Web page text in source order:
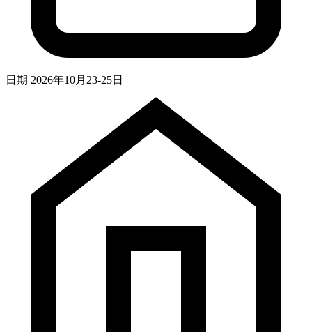
日期 2026年10月23-25日